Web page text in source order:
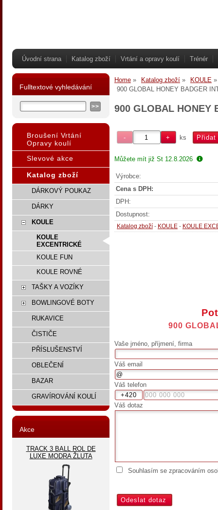
Úvodní strana Katalog zboží Vrtání a opravy koulí Trénér
Home Katalog zboží
KOULE
900 GLOBAL HONEY BADGER
900 GLOBAL HONEY
ks
Můžete mít již St 12.8.2026
Výrobce:
Cena s DPH:
DPH:
Dostupnost:
Katalog zboží - KOULE - KOULE
900
Vaše jméno, příjmení, firma
Váš email
Váš telefon
Váš dotaz
Souhlasím se zpracováním
Fulltextové vyhledávání
Broušení Vrtání
Opravy koulí
Slevové akce
Katalog zboží
DÁRKOVÝ POUKAZ
DÁRKY
KOULE
KOULE
EXCENTRICKÉ
KOULE FUN
KOULE ROVNÉ
TAŠKY A VOZÍKY
BOWLINGOVÉ BOTY
RUKAVICE
ČISTIČE
PŘÍSLUŠENSTVÍ
OBLEČENÍ
BAZAR
GRAVÍROVÁNÍ KOULÍ
Akce
TRACK 3 BALL ROL DE
LUXE MODRA ŽLUTA